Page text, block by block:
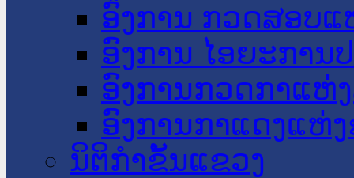
ອົງການ ກວດສອບແ
ອົງການ ໄອຍະການ
ອົງການກວດກາແຫ່
ອົງການກາແດງແຫ່
ນິຕິກໍາຂັ້ນແຂວງ